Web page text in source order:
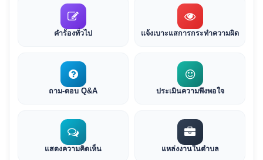
คำร้องทั่วไป แจ้งเบาะแสการกระทำความผิด
ถาม-ตอบ Q&A ประเมินความพึงพอใจ
แสดงความคิดเห็น แหล่งงานในตำบล